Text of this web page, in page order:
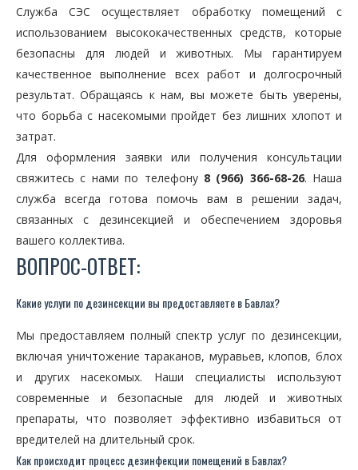
Служба СЭС осуществляет обработку помещений с
использованием высококачественных средств, которые
безопасны для людей и животных. Мы гарантируем
качественное выполнение всех работ и долгосрочный
результат. Обращаясь к нам, вы можете быть уверены,
что борьба с насекомыми пройдет без лишних хлопот и
затрат.
Для оформления заявки или получения консультации
свяжитесь с нами по телефону 8 (966) 366-68-26. Наша
служба всегда готова помочь вам в решении задач,
связанных с дезинсекцией и обеспечением здоровья
вашего коллектива.
ВОПРОС-ОТВЕТ:
Какие услуги по дезинсекции вы предоставляете в Бавлах?
Мы предоставляем полный спектр услуг по дезинсекции,
включая уничтожение тараканов, муравьев, клопов, блох
и других насекомых. Наши специалисты используют
современные и безопасные для людей и животных
препараты, что позволяет эффективно избавиться от
вредителей на длительный срок.
Как происходит процесс дезинфекции помещений в Бавлах?